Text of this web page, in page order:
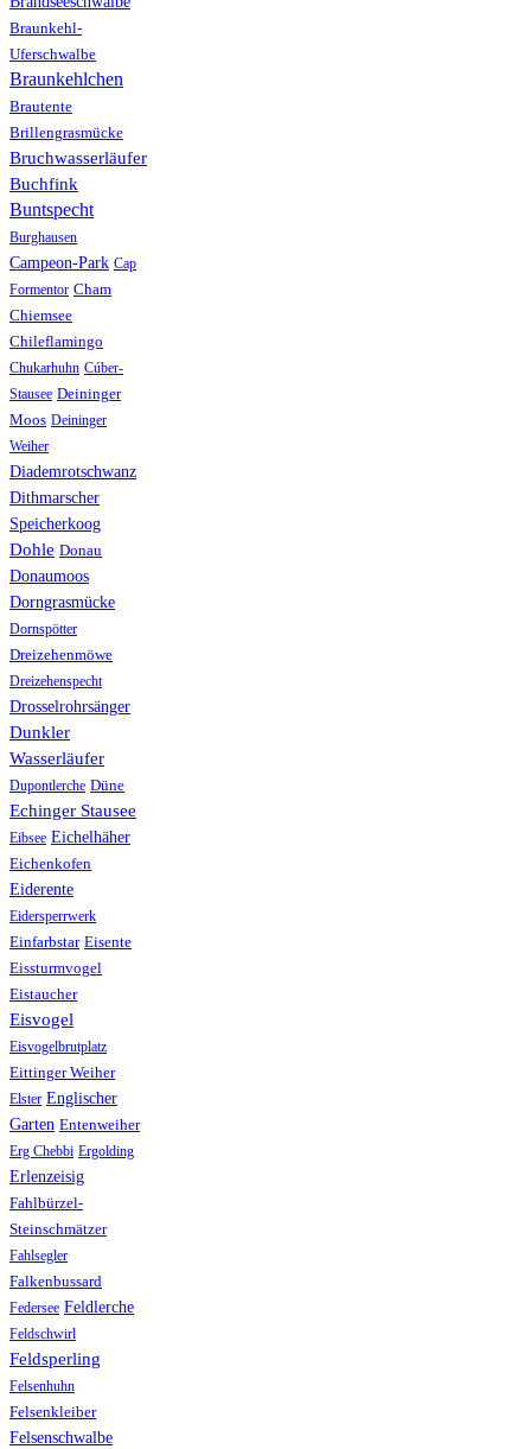
Braunkehl-
Uferschwalbe
Braunkehlchen
Brautente
Brillengrasmücke
Bruchwasserläufer
Buchfink
Buntspecht
Burghausen
Campeon-Park Cap
Formentor Cham
Chiemsee
Chileflamingo
Chukarhuhn Cúber-
Stausee Deininger
Moos Deininger
Weiher
Diademrotschwanz
Dithmarscher
Speicherkoog
Dohle Donau
Donaumoos
Dorngrasmücke
Dornspötter
Dreizehenmöwe
Dreizehenspecht
Drosselrohrsänger
Dunkler
Wasserläufer
Dupontlerche Düne
Echinger Stausee
Eibsee Eichelhäher
Eichenkofen
Eiderente
Eidersperrwerk
Einfarbstar Eisente
Eissturmvogel
Eistaucher
Eisvogel
Eisvogelbrutplatz
Eittinger Weiher
Elster Englischer
Garten Entenweiher
Erg Chebbi Ergolding
Erlenzeisig
Fahlbürzel-
Steinschmätzer
Fahlsegler
Falkenbussard
Federsee Feldlerche
Feldschwirl
Feldsperling
Felsenhuhn
Felsenkleiber
Felsenschwalbe